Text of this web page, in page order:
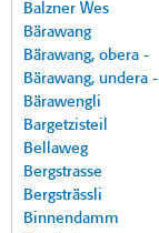
Balzner Wes
Bärawang
Bärawang, obera -
Bärawang, undera -
Bärawengli
Bargetzisteil
Bellaweg
Bergstrasse
Bergsträssli
Binnendamm